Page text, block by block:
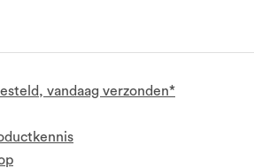
vandaag verzonden*